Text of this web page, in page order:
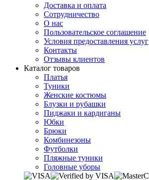
Доставка и оплата
Сотрудничество
О нас
Пользовательское соглашение
Условия предоставления услуг
Контакты
Отзывы клиентов
Каталог товаров
Платья
Туники
Женские костюмы
Блузки и рубашки
Пиджаки и кардиганы
Юбки
Брюки
Комбинезоны
Футболки
Пляжные туники
Головные уборы